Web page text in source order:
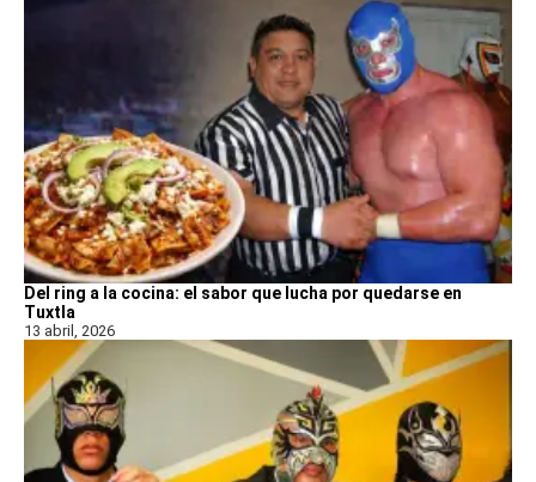
Del ring a la cocina: el sabor que lucha por quedarse en
Tuxtla
13 abril, 2026